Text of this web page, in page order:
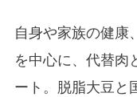
自身や家族の健康
を中心に、代替肉
ート。脱脂大豆と